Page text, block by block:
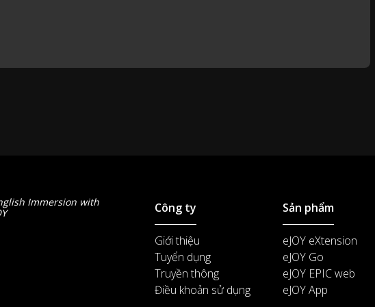
Immersion with
Công ty
Giới thiệu
Tuyển dụng
Truyền thông
Điều khoản sử dụng
Sản phẩm
eJOY eXtension
eJOY Go
eJOY EPIC web
eJOY App